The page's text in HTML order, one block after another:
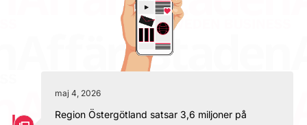
maj 4, 2026
Region Östergötland satsar 3,6 miljoner på